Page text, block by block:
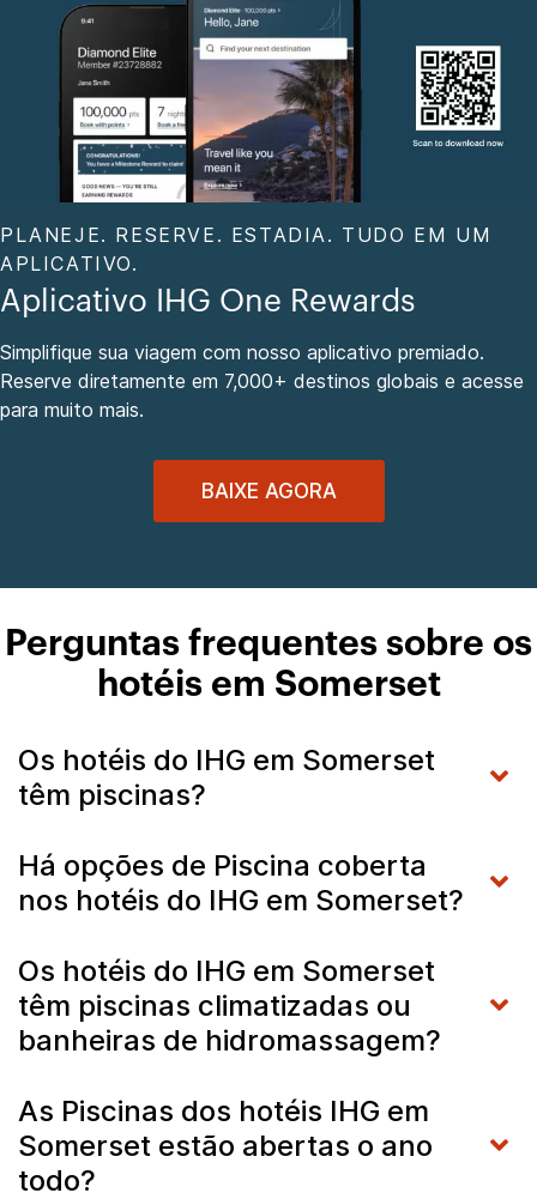
PLANEJE. RESERVE. ESTADIA. TUDO EM UM
APLICATIVO.
Aplicativo IHG One Rewards
Simplifique sua viagem com nosso aplicativo premiado.
Reserve diretamente em 7,000+ destinos globais e acesse
para muito mais.
BAIXE AGORA
Perguntas frequentes sobre os
hotéis em Somerset
Os hotéis do IHG em Somerset
têm piscinas?
Há opções de Piscina coberta
nos hotéis do IHG em Somerset?
Os hotéis do IHG em Somerset
têm piscinas climatizadas ou
banheiras de hidromassagem?
As Piscinas dos hotéis IHG em
Somerset estão abertas o ano
todo?